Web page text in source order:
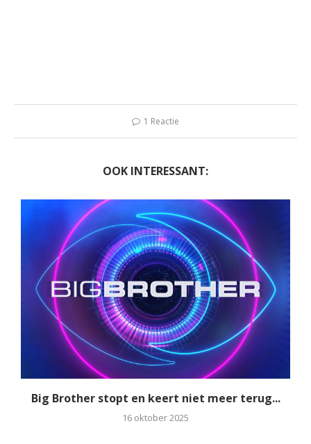
1 Reactie
OOK INTERESSANT:
Big Brother stopt en keert niet meer terug...
16 oktober 2025